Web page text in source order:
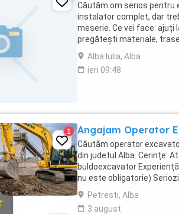
Căutăm om serios pentru
instalator complet, dar
meserie. Ce vei face:
pregătești materiale,
de apă, ...
Alba Iulia, Alba
ieri 09:48
1 Angajam Operator
Căutăm operator
din judetul Alba. Cerințe:
buldoexcavator
nu este obligatorie)
deplasare pe șantier
Petresti, Alba
3 august